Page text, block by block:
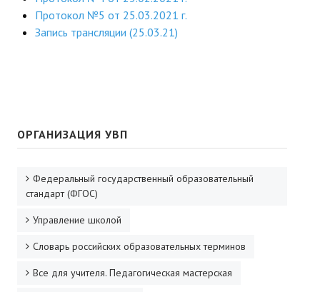
Протокол №5 от 25.03.2021 г.
Запись трансляции (25.03.21)
ОРГАНИЗАЦИЯ УВП
Федеральный государственный образовательный
стандарт (ФГОС)
Управление школой
Словарь российских образовательных терминов
Все для учителя. Педагогическая мастерская